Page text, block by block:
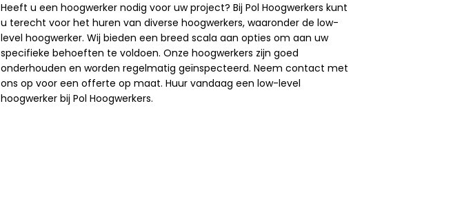
Heeft u een hoogwerker nodig voor uw project? Bij Pol Hoogwerkers kunt
u terecht voor het huren van diverse hoogwerkers, waaronder de low-
level hoogwerker. Wij bieden een breed scala aan opties om aan uw
specifieke behoeften te voldoen. Onze hoogwerkers zijn goed
onderhouden en worden regelmatig geïnspecteerd. Neem contact met
ons op voor een offerte op maat. Huur vandaag een low-level
hoogwerker bij Pol Hoogwerkers.